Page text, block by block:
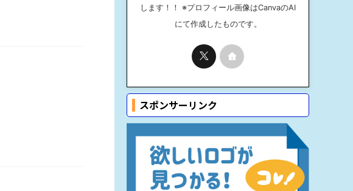
します！！ ※プロフィール画像はCanvaのAI
にて作成したものです。
スポンサーリンク